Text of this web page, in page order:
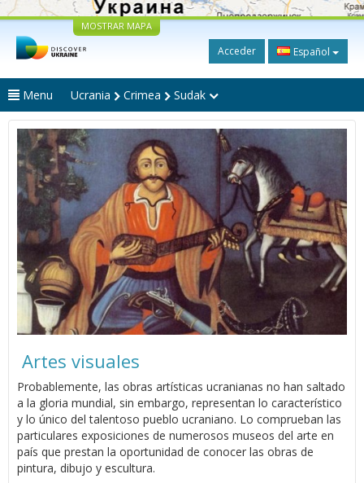
MOSTRAR MAPA
Acceder Español
Menu Ucrania Crimea Sudak
Artes visuales
Probablemente, las obras artísticas ucranianas no han saltado
a la gloria mundial, sin embargo, representan lo característico
y lo único del talentoso pueblo ucraniano. Lo comprueban las
particulares exposiciones de numerosos museos del arte en
país que prestan la oportunidad de conocer las obras de
pintura, dibujo y escultura.